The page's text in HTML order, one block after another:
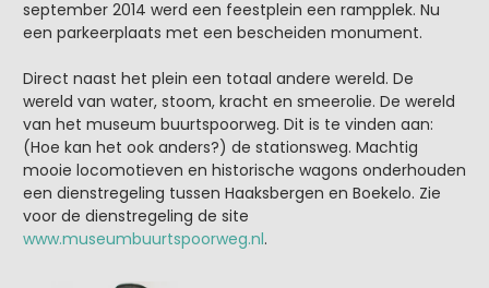
september 2014 werd een feestplein een rampplek. Nu
een parkeerplaats met een bescheiden monument.
Direct naast het plein een totaal andere wereld. De
wereld van water, stoom, kracht en smeerolie. De wereld
van het museum buurtspoorweg. Dit is te vinden aan:
(Hoe kan het ook anders?) de stationsweg. Machtig
mooie locomotieven en historische wagons onderhouden
een dienstregeling tussen Haaksbergen en Boekelo. Zie
voor de dienstregeling de site
www.museumbuurtspoorweg.nl.